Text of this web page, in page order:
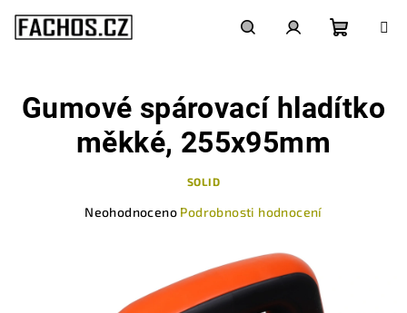
obsah
košík
Gumové spárovací hladítko
měkké, 255x95mm
SOLID
Neohodnoceno Podrobnosti hodnocení